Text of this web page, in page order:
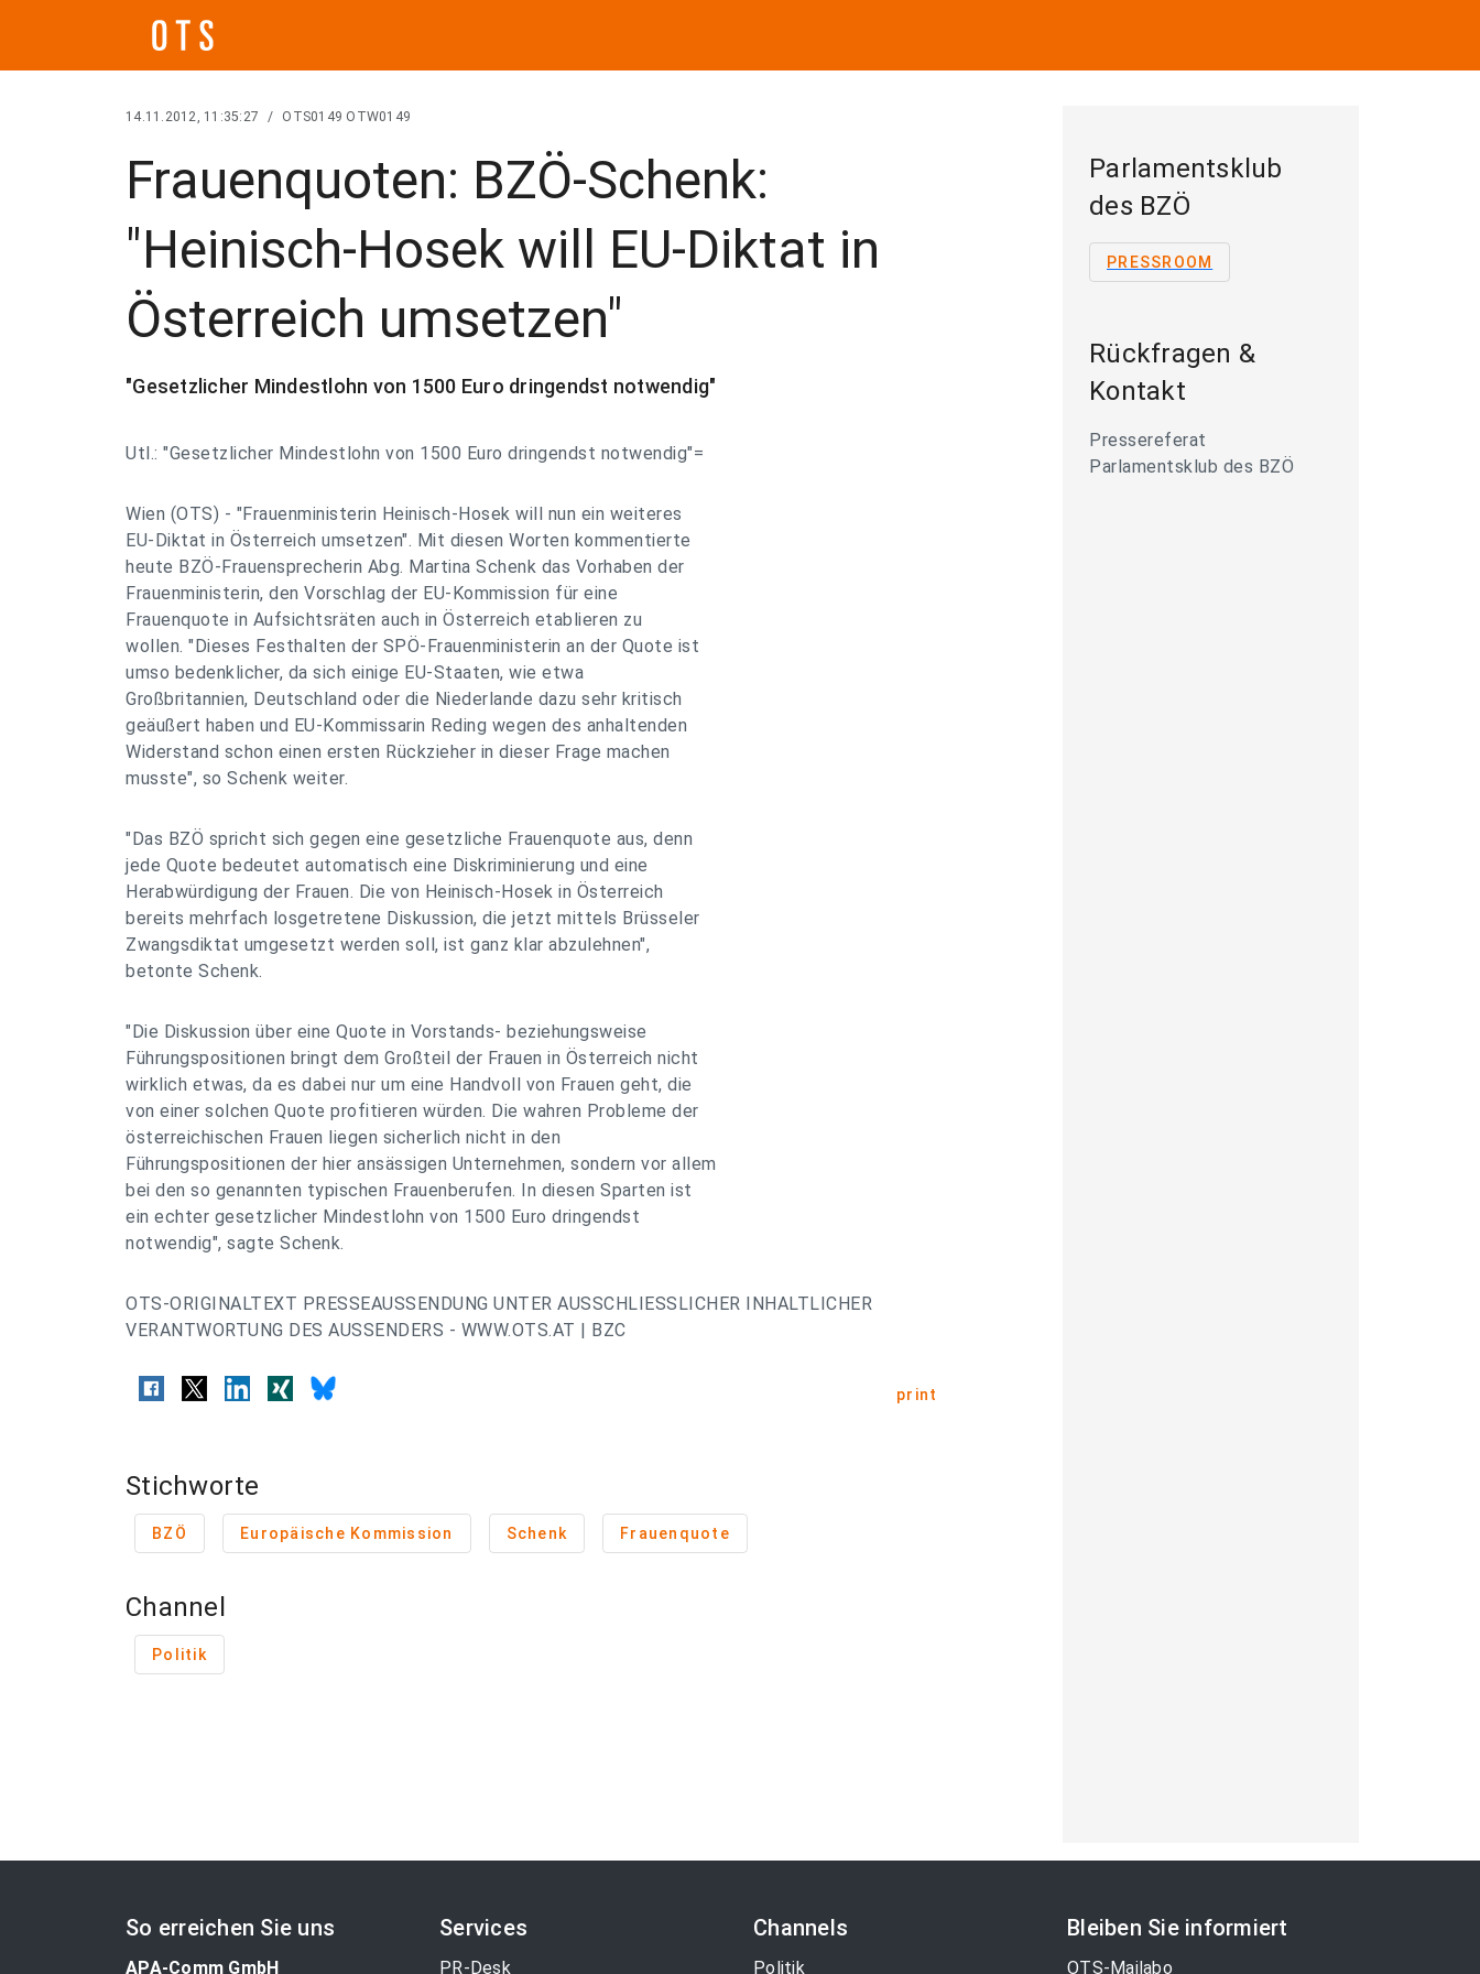
14.11.2012, 11:35:27 / OTS0149 OTW0149
Frauenquoten: BZÖ-Schenk:
"Heinisch-Hosek will EU-Diktat in
Österreich umsetzen"
"Gesetzlicher Mindestlohn von 1500 Euro dringendst notwendig"
Utl.: "Gesetzlicher Mindestlohn von 1500 Euro dringendst notwendig"=
Wien (OTS) - "Frauenministerin Heinisch-Hosek will nun ein weiteres
EU-Diktat in Österreich umsetzen". Mit diesen Worten kommentierte
heute BZÖ-Frauensprecherin Abg. Martina Schenk das Vorhaben der
Frauenministerin, den Vorschlag der EU-Kommission für eine
Frauenquote in Aufsichtsräten auch in Österreich etablieren zu
wollen. "Dieses Festhalten der SPÖ-Frauenministerin an der Quote ist
umso bedenklicher, da sich einige EU-Staaten, wie etwa
Großbritannien, Deutschland oder die Niederlande dazu sehr kritisch
geäußert haben und EU-Kommissarin Reding wegen des anhaltenden
Widerstand schon einen ersten Rückzieher in dieser Frage machen
musste", so Schenk weiter.
"Das BZÖ spricht sich gegen eine gesetzliche Frauenquote aus, denn
jede Quote bedeutet automatisch eine Diskriminierung und eine
Herabwürdigung der Frauen. Die von Heinisch-Hosek in Österreich
bereits mehrfach losgetretene Diskussion, die jetzt mittels Brüsseler
Zwangsdiktat umgesetzt werden soll, ist ganz klar abzulehnen",
betonte Schenk.
"Die Diskussion über eine Quote in Vorstands- beziehungsweise
Führungspositionen bringt dem Großteil der Frauen in Österreich nicht
wirklich etwas, da es dabei nur um eine Handvoll von Frauen geht, die
von einer solchen Quote profitieren würden. Die wahren Probleme der
österreichischen Frauen liegen sicherlich nicht in den
Führungspositionen der hier ansässigen Unternehmen, sondern vor allem
bei den so genannten typischen Frauenberufen. In diesen Sparten ist
ein echter gesetzlicher Mindestlohn von 1500 Euro dringendst
notwendig", sagte Schenk.
OTS-ORIGINALTEXT PRESSEAUSSENDUNG UNTER AUSSCHLIESSLICHER INHALTLICHER
VERANTWORTUNG DES AUSSENDERS - WWW.OTS.AT | BZC
print
Stichworte
BZÖ Europäische Kommission Schenk Frauenquote
Channel
Politik
Parlamentsklub
des BZÖ
PRESSROOM
Rückfragen &
Kontakt
Pressereferat
Parlamentsklub des BZÖ
So erreichen Sie uns
APA-Comm GmbH
Services
PR-Desk
Channels
Politik
Bleiben Sie informiert
OTS-Mailabo